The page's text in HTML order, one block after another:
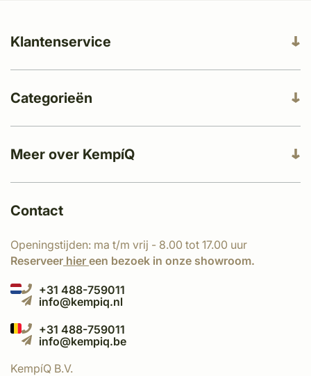
Meer over KempíQ
Klantenservice
Categorieën
Contact
Openingstijden: ma t/m vrij - 8.00 tot 17.00 uur
Reserveer hier een bezoek in onze showroom.
+31 488-759011
info@kempiq.nl
+31 488-759011
info@kempiq.be
KempíQ B.V.